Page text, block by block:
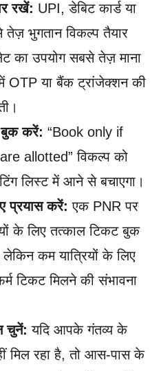
रखें: UPI, डेबिट कार्ड या
भुगतान विकल्प तैयार
का उपयोग सबसे तेज़ माना
OTP या बैंक ट्रांजेक्शन की
बुक करें: “Book only if
allotted” विकल्प को
लिस्ट में आने से बचाएगा।
प्रयास करें: एक PNR पर
के लिए तत्काल टिकट बुक
कम यात्रियों के लिए
टिकट मिलने की संभावना
चुनें: यदि आपके गंतव्य के
मिल रहा है, तो आस-पास के